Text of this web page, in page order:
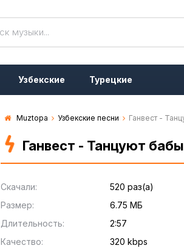
Узбекские Турецкие
Muztopa Узбекские песни Ганвест -
Ганвест - Танцуют
Скачали:
520 раз(а)
Размер:
6.75 МБ
Длительность:
2:57
Качество:
320 kbps